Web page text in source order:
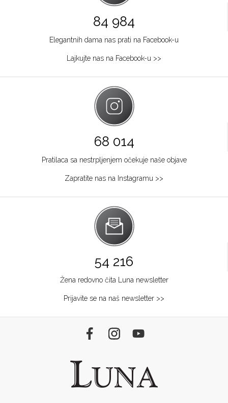
84 984
Elegantnih dama nas prati na Facebook-u
Lajkujte nas na Facebook-u >>
68 014
Pratilaca sa nestrpljenjem očekuje naše objave
Zapratite nas na Instagramu >>
54 216
Žena redovno čita Luna newsletter
Prijavite se na naš newsletter >>